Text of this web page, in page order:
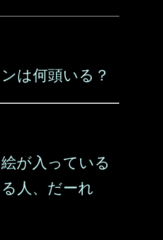
は何頭いる？
が入っている
人、だーれ